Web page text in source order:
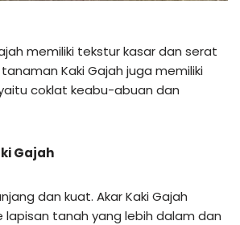
memiliki tekstur kasar dan serat
Kaki Gajah juga memiliki
coklat keabu-abuan dan
Gajah
dan kuat. Akar Kaki Gajah
lapisan tanah yang lebih dalam dan